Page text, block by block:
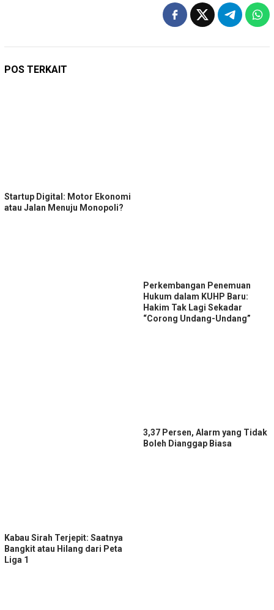
POS TERKAIT
Startup Digital: Motor Ekonomi
atau Jalan Menuju Monopoli?
Perkembangan Penemuan
Hukum dalam KUHP Baru:
Hakim Tak Lagi Sekadar
“Corong Undang-Undang”
Kabau Sirah Terjepit: Saatnya
Bangkit atau Hilang dari Peta
Liga 1
3,37 Persen, Alarm yang Tidak
Boleh Dianggap Biasa